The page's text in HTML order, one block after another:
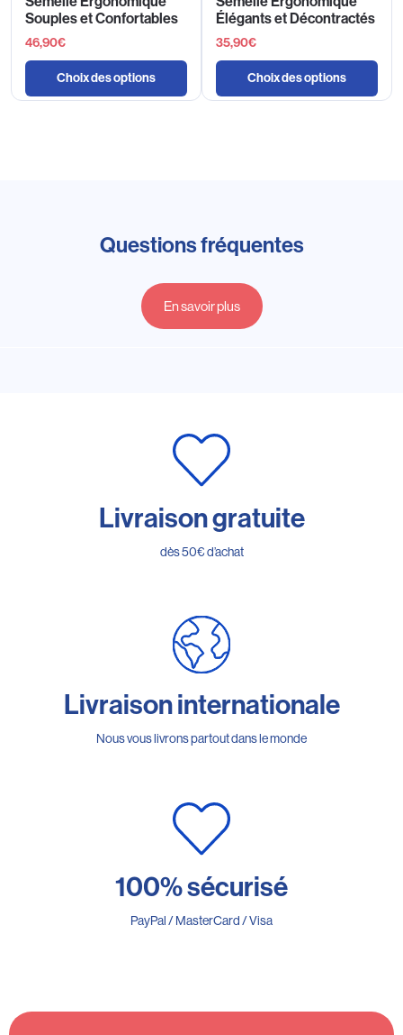
Souples et Confortables
46,90€
Choix des options
Élégants et Décontractés
35,90€
Choix des options
Questions fréquentes
En savoir plus
Livraison gratuite
dès 50€ d’achat
Livraison internationale
Nous vous livrons partout dans le monde
100% sécurisé
PayPal / MasterCard / Visa